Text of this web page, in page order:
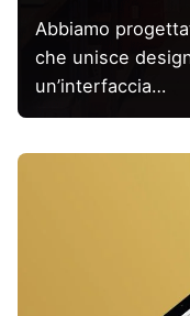
Abbiamo
che unisce
un’interfaccia…